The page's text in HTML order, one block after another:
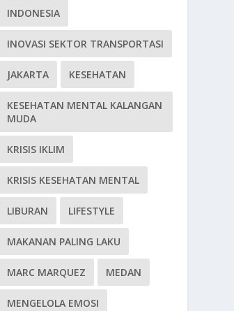
INDONESIA
INOVASI SEKTOR TRANSPORTASI
JAKARTA KESEHATAN
KESEHATAN MENTAL KALANGAN
MUDA
KRISIS IKLIM
KRISIS KESEHATAN MENTAL
LIBURAN LIFESTYLE
MAKANAN PALING LAKU
MARC MARQUEZ MEDAN
MENGELOLA EMOSI